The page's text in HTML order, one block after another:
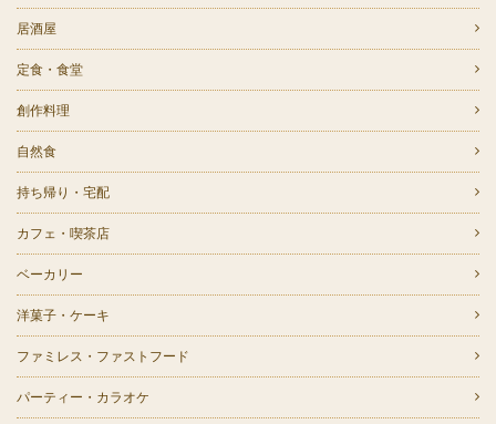
居酒屋
定食・食堂
創作料理
自然食
持ち帰り・宅配
カフェ・喫茶店
ベーカリー
洋菓子・ケーキ
ファミレス・ファストフード
パーティー・カラオケ